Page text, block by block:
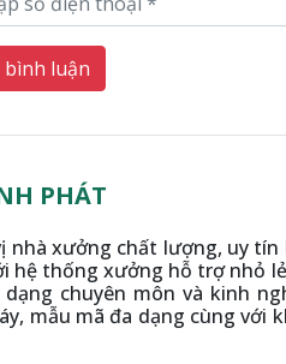
bình luận
PHÁT
xưởng chất lượng, uy tín
hệ thống xưởng hỗ trợ nhỏ
chuyên môn và kinh
mẫu mã đa dạng cùng với